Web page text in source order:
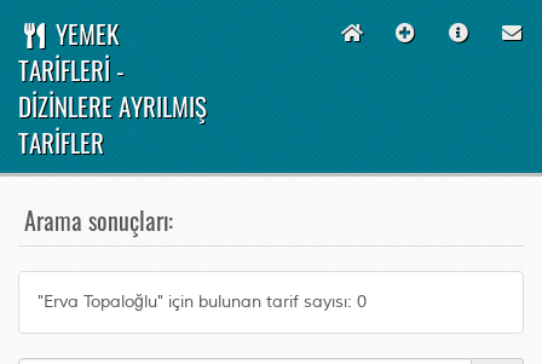
YEMEK
TARİFLERİ -
DİZİNLERE AYRILMIŞ
TARİFLER
Arama sonuçları:
"Erva Topaloğlu" için bulunan tarif sayısı: 0